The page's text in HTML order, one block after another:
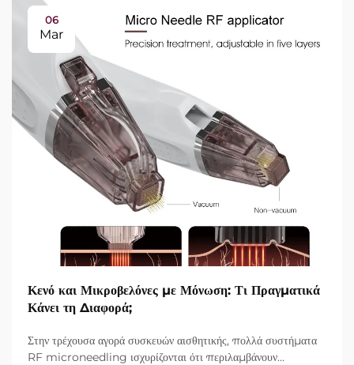
06
Mar
Κενό και Μικροβελόνες με Μόνωση: Τι Πραγματικά
Κάνει τη Διαφορά;
Στην τρέχουσα αγορά συσκευών αισθητικής, πολλά συστήματα
RF microneedling ισχυρίζονται ότι περιλαμβάνουν